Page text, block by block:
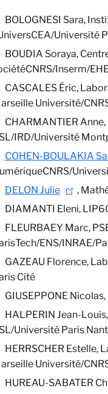
BOLOGNESI Sara,
CEA/Université
BOUDIA Soraya,
CNRS/Inserm/
CASCALES Éric,
Université/
CHARMANTIER
IRD/Université
COHEN-BOULAKIA
CNRS/
DELON Julie
,
DIAMANTI Eleni, LIP6
FLEURBAEY Marc,
ENS/INRAE/
GAZEAU Florence,
Cité
GIUSEPPONE
HALPERIN Jean-Louis,
Université Paris
HERRSCHER Estelle,
Université/
HUREAU-SABATER